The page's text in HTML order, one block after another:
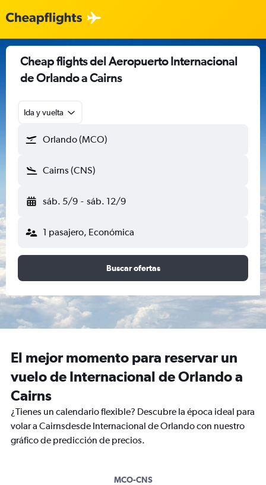
Cheap flights del Aeropuerto Internacional
de Orlando a Cairns
Ida y vuelta
Orlando (MCO)
Cairns (CNS)
sáb. 5/9 - sáb. 12/9
1 pasajero, Económica
Buscar ofertas
El mejor momento para reservar un
vuelo de Internacional de Orlando a
Cairns
¿Tienes un calendario flexible? Descubre la época ideal para
volar a Cairnsdesde Internacional de Orlando con nuestro
gráfico de predicción de precios.
MCO-CNS